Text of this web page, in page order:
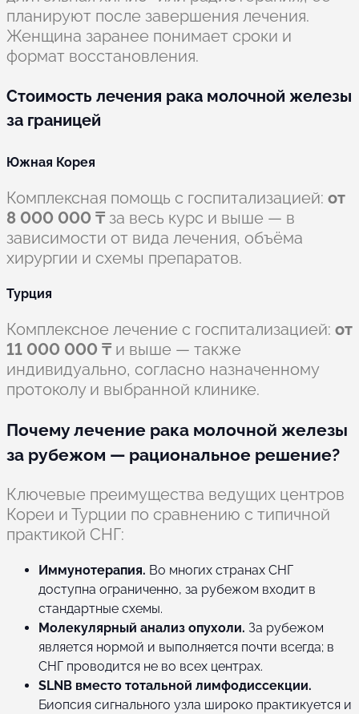
планируют после завершения лечения.
Женщина заранее понимает сроки и
формат восстановления.
Стоимость лечения рака молочной железы
за границей
Южная Корея
Комплексная помощь с госпитализацией: от
8 000 000 ₸ за весь курс и выше — в
зависимости от вида лечения, объёма
хирургии и схемы препаратов.
Турция
Комплексное лечение с госпитализацией: от
11 000 000 ₸ и выше — также
индивидуально, согласно назначенному
протоколу и выбранной клинике.
Почему лечение рака молочной железы
за рубежом — рациональное решение?
Ключевые преимущества ведущих центров
Кореи и Турции по сравнению с типичной
практикой СНГ:
Иммунотерапия. Во многих странах СНГ
доступна ограниченно, за рубежом входит в
стандартные схемы.
Молекулярный анализ опухоли. За рубежом
является нормой и выполняется почти всегда; в
СНГ проводится не во всех центрах.
SLNB вместо тотальной лимфодиссекции.
Биопсия сигнального узла широко практикуется и